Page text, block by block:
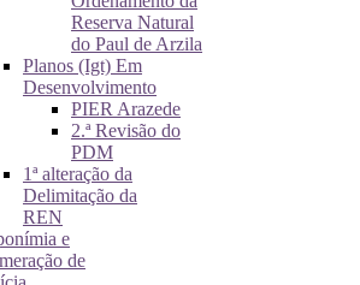
Reserva Natural
do Paul de Arzila
Planos (Igt) Em
Desenvolvimento
PIER Arazede
2.ª Revisão do
PDM
1ª alteração da
Delimitação da
REN
e
de